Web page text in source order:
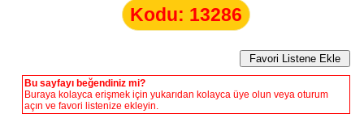
Kodu: 13286
Bu sayfayı beğendiniz mi?
Buraya kolayca erişmek için yukarıdan kolayca üye olun veya oturum
açın ve favori listenize ekleyin.